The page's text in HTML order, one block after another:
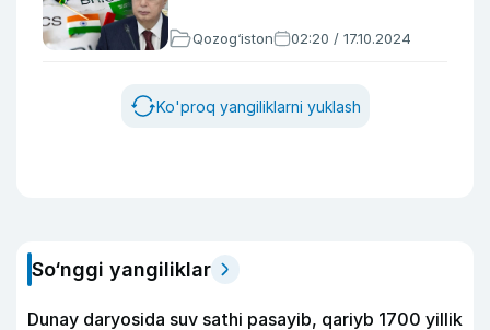
Qozog‘iston 02:20 / 17.10.2024
Ko'proq yangiliklarni yuklash
So‘nggi yangiliklar
Dunay daryosida suv sathi pasayib, qariyb 1700 yillik